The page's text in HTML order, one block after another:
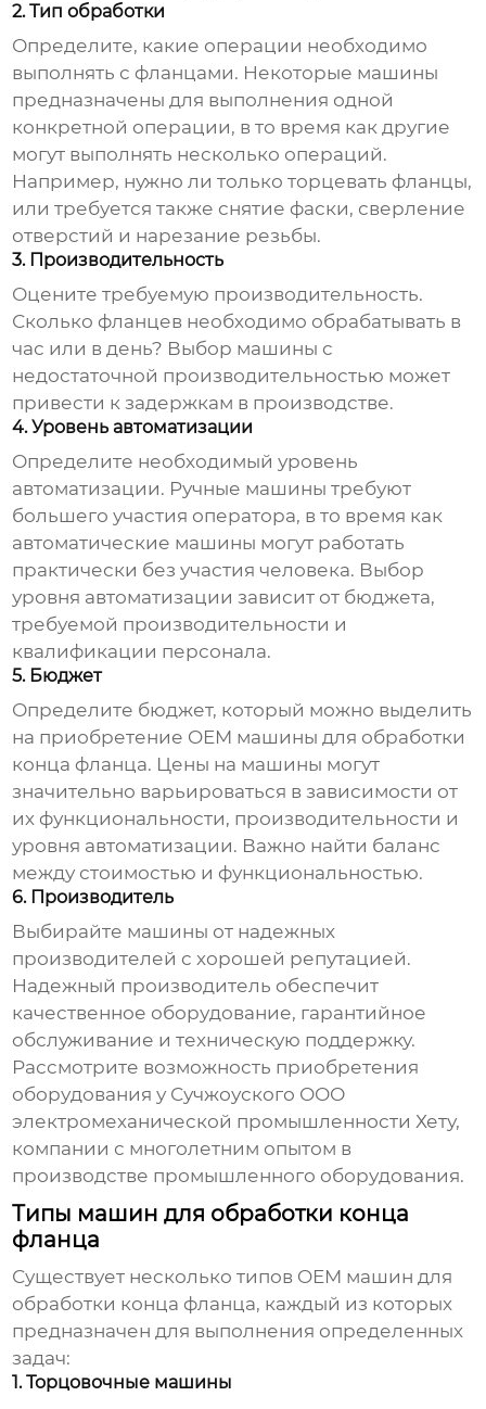
2. Тип обработки
Определите, какие операции необходимо
выполнять с фланцами. Некоторые машины
предназначены для выполнения одной
конкретной операции, в то время как другие
могут выполнять несколько операций.
Например, нужно ли только торцевать фланцы,
или требуется также снятие фаски, сверление
отверстий и нарезание резьбы.
3. Производительность
Оцените требуемую производительность.
Сколько фланцев необходимо обрабатывать в
час или в день? Выбор машины с
недостаточной производительностью может
привести к задержкам в производстве.
4. Уровень автоматизации
Определите необходимый уровень
автоматизации. Ручные машины требуют
большего участия оператора, в то время как
автоматические машины могут работать
практически без участия человека. Выбор
уровня автоматизации зависит от бюджета,
требуемой производительности и
квалификации персонала.
5. Бюджет
Определите бюджет, который можно выделить
на приобретение OEM машины для обработки
конца фланца. Цены на машины могут
значительно варьироваться в зависимости от
их функциональности, производительности и
уровня автоматизации. Важно найти баланс
между стоимостью и функциональностью.
6. Производитель
Выбирайте машины от надежных
производителей с хорошей репутацией.
Надежный производитель обеспечит
качественное оборудование, гарантийное
обслуживание и техническую поддержку.
Рассмотрите возможность приобретения
оборудования у Сучжоуского ООО
электромеханической промышленности Хету,
компании с многолетним опытом в
производстве промышленного оборудования.
Типы машин для обработки конца
фланца
Существует несколько типов OEM машин для
обработки конца фланца, каждый из которых
предназначен для выполнения определенных
задач:
1. Торцовочные машины